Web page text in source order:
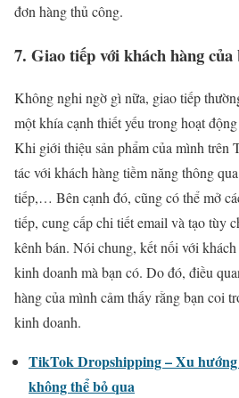
đơn hàng thủ công.
7. Giao tiếp với khách hàng của
Không nghi ngờ gì nữa, giao tiếp
một khía cạnh thiết yếu trong hoạt
Khi giới thiệu sản phẩm của mình trên
tác với khách hàng tiềm năng thông
tiếp,… Bên cạnh đó, cũng có thể mở
tiếp, cung cấp chi tiết email và tạo tùy
kênh bán. Nói chung, kết nối với
kinh doanh mà bạn có. Do đó, điều
hàng của mình cảm thấy rằng bạn coi
kinh doanh.
TikTok Dropshipping – Xu
không thể bỏ qua